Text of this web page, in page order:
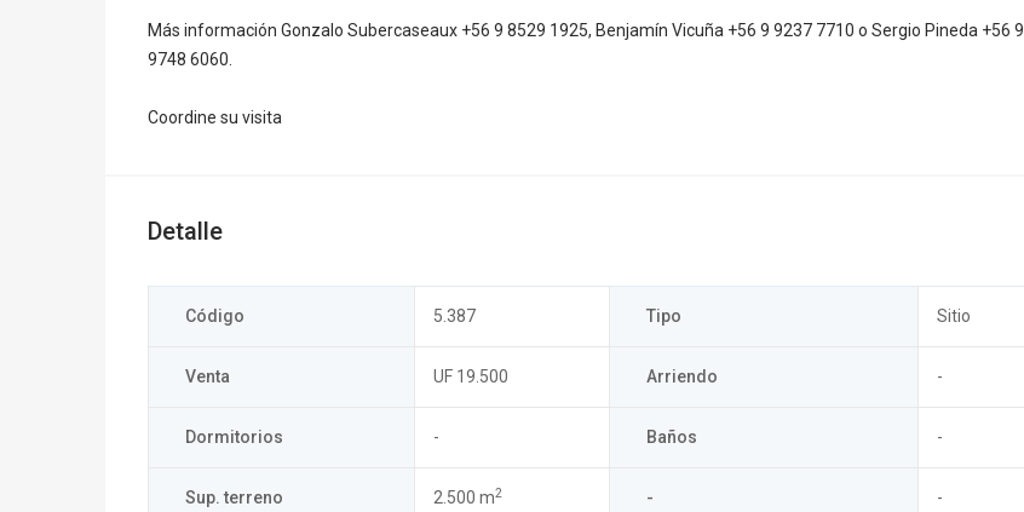
Más información Gonzalo Subercaseaux +56 9 8529 1925, Benjamín Vicuña +56 9 9237 7710 o Sergio Pineda +56 9
9748 6060.
Coordine su visita
Detalle
Código 5.387 Tipo Sitio
Venta UF 19.500 Arriendo -
Dormitorios - Baños -
Sup. terreno 2.500 m2 - -